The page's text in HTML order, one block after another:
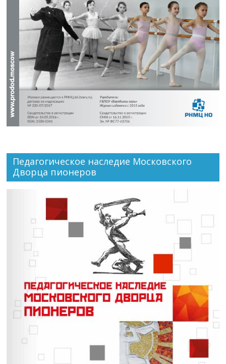
Педагогическое наследие Московского
Дворца пионеров